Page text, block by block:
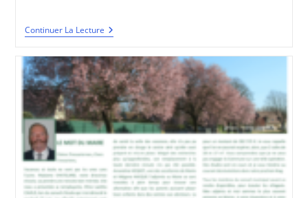
Continuer La LectureBVT
#8
Août
2021